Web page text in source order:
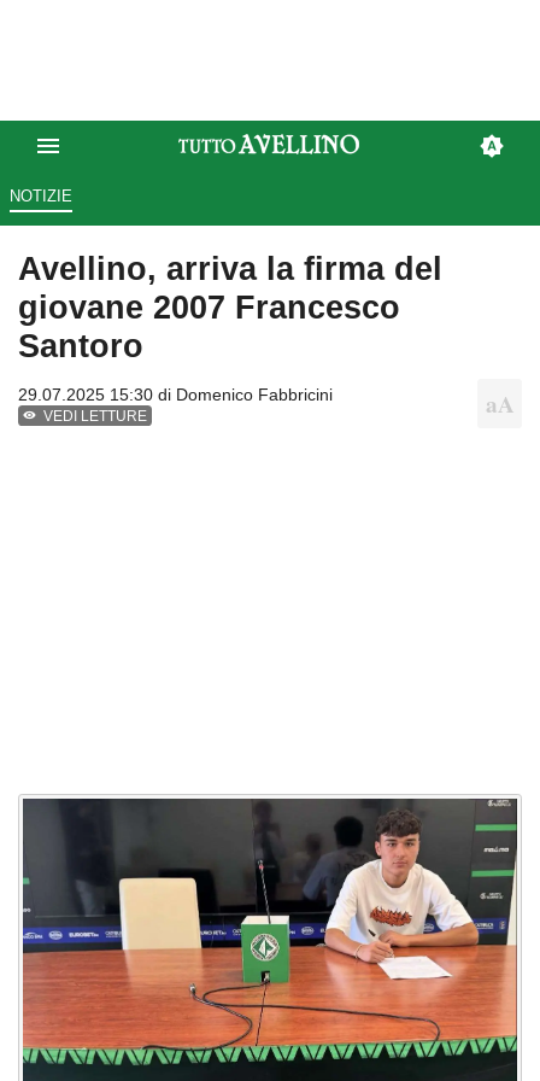
NOTIZIE
Avellino, arriva la firma del
giovane 2007 Francesco
Santoro
29.07.2025 15:30 di Domenico Fabbricini
VEDI LETTURE